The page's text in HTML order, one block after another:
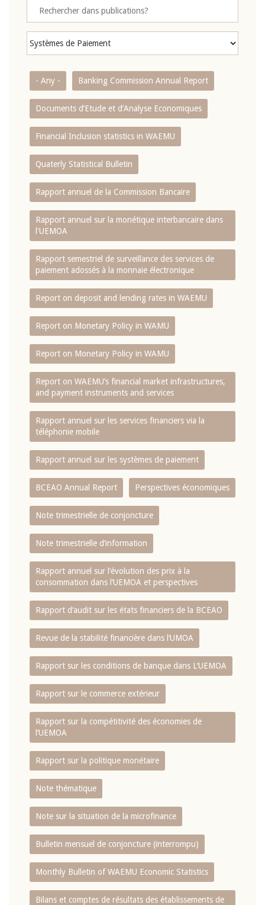
- Any - Banking Commission Annual Report
Documents d’Etude et d’Analyse Economiques
Financial Inclusion statistics in WAEMU
Quaterly Statistical Bulletin
Rapport annuel de la Commission Bancaire
Rapport annuel sur la monétique interbancaire dans
l'UEMOA
Rapport semestriel de surveillance des services de
paiement adossés à la monnaie électronique
Report on deposit and lending rates in WAEMU
Report on Monetary Policy in WAMU
Report on Monetary Policy in WAMU
Report on WAEMU’s financial market infrastructures,
and payment instruments and services
Rapport annuel sur les services financiers via la
téléphonie mobile
Rapport annuel sur les systèmes de paiement
BCEAO Annual Report Perspectives économiques
Note trimestrielle de conjoncture
Note trimestrielle d‘information
Rapport annuel sur l‘évolution des prix à la
consommation dans l‘UEMOA et perspectives
Rapport d‘audit sur les états financiers de la BCEAO
Revue de la stabilité financière dans l‘UMOA
Rapport sur les conditions de banque dans L‘UEMOA
Rapport sur le commerce extérieur
Rapport sur la compétitivité des économies de
l‘UEMOA
Rapport sur la politique monétaire
Note thématique
Note sur la situation de la microfinance
Bulletin mensuel de conjoncture (interrompu)
Monthly Bulletin of WAEMU Economic Statistics
Bilans et comptes de résultats des établissements de